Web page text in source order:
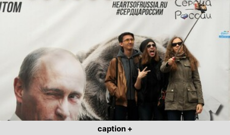
caption +